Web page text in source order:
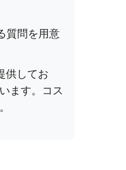
質問を用意
供してお
ます。コス